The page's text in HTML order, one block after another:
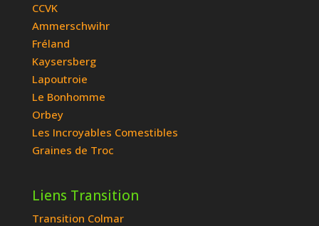
CCVK
Ammerschwihr
Fréland
Kaysersberg
Lapoutroie
Le Bonhomme
Orbey
Les Incroyables Comestibles
Graines de Troc
Liens Transition
Transition Colmar